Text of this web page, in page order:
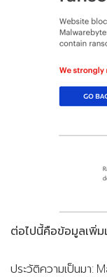
ต่อไปนี้คือข้อมูลเพิ่ม
ประวัติความเป็นมา: